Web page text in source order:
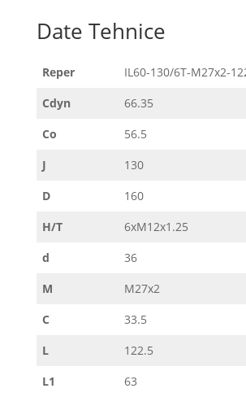
Date Tehnice
Reper
IL60-130/6T-M27x2-
Cdyn
66.35
Co
56.5
J
130
D
160
H/T
6xM12x1.25
d
36
M
M27x2
C
33.5
L
122.5
L1
63